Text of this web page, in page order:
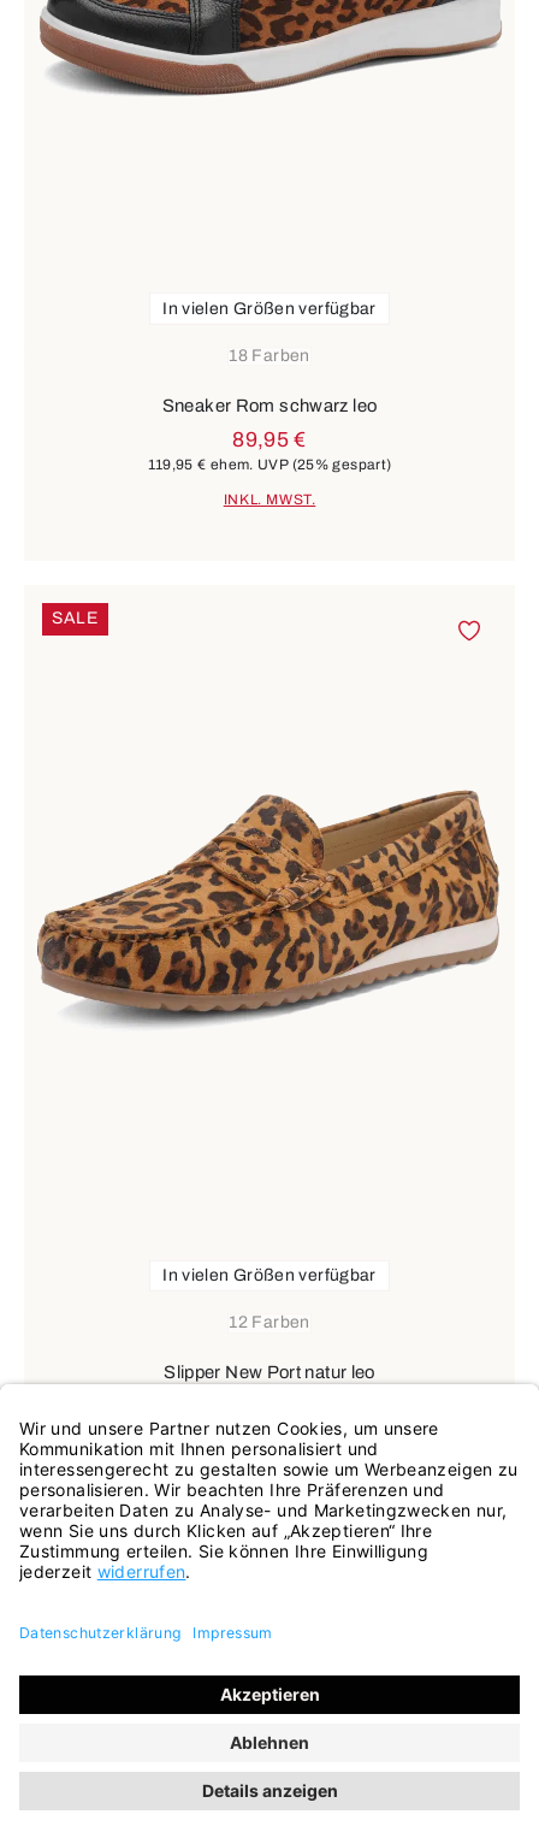
18 Farben
In vielen Größen verfügbar
Sneaker Rom schwarz leo
89,95 €
119,95 € ehem. UVP (25% gespart)
INKL. MWST.
SALE
12 Farben
In vielen Größen verfügbar
Slipper New Port natur leo
99,95 €ehem. UVP(30% gespart)
INKL. MWST.